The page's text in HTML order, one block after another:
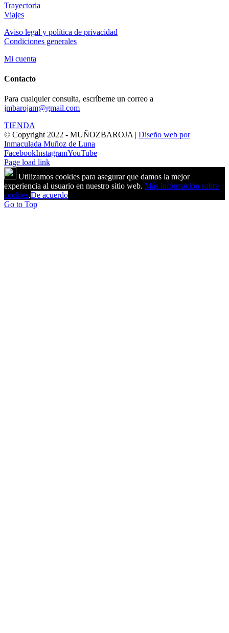
Trayectoria
Viajes
Aviso legal y política de privacidad
Condiciones generales
Mi cuenta
Contacto
Para cualquier consulta, escríbeme un correo a
jmbarojam@gmail.com
TIENDA
© Copyright 2022 - MUÑOZBAROJA | Diseño web por
Inmaculada Muñoz de Luna
FacebookInstagramYouTube
Page load link
Utilizamos cookies para asegurar que damos la mejor
experiencia al usuario en nuestro sitio web. Más información sobre
cookies.De acuerdo
Go to Top